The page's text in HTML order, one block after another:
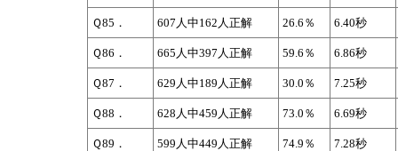
Ｑ85． 607人中162人正解 26.6％ 6.40秒
Ｑ86． 665人中397人正解 59.6％ 6.86秒
Ｑ87． 629人中189人正解 30.0％ 7.25秒
Ｑ88． 628人中459人正解 73.0％ 6.69秒
Ｑ89． 599人中449人正解 74.9％ 7.28秒